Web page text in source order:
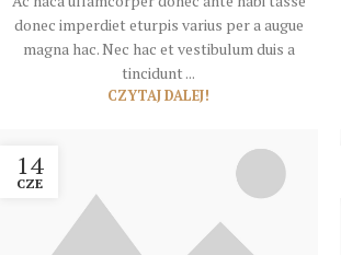
donec imperdiet eturpis varius per a augue
magna hac. Nec hac et vestibulum duis a
tincidunt ...
CZYTAJ DALEJ!
14
CZE